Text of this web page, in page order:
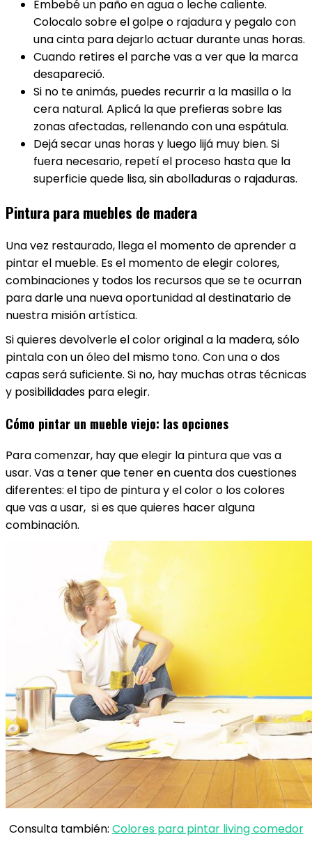
Embebé un paño en agua o leche caliente.
Colocalo sobre el golpe o rajadura y pegalo con
una cinta para dejarlo actuar durante unas horas.
Cuando retires el parche vas a ver que la marca
desapareció.
Si no te animás, puedes recurrir a la masilla o la
cera natural. Aplicá la que prefieras sobre las
zonas afectadas, rellenando con una espátula.
Dejá secar unas horas y luego lijá muy bien. Si
fuera necesario, repetí el proceso hasta que la
superficie quede lisa, sin abolladuras o rajaduras.
Pintura para muebles de madera
Una vez restaurado, llega el momento de aprender a
pintar el mueble. Es el momento de elegir colores,
combinaciones y todos los recursos que se te ocurran
para darle una nueva oportunidad al destinatario de
nuestra misión artística.
Si quieres devolverle el color original a la madera, sólo
pintala con un óleo del mismo tono. Con una o dos
capas será suficiente. Si no, hay muchas otras técnicas
y posibilidades para elegir.
Cómo pintar un mueble viejo: las opciones
Para comenzar, hay que elegir la pintura que vas a
usar. Vas a tener que tener en cuenta dos cuestiones
diferentes: el tipo de pintura y el color o los colores
que vas a usar, si es que quieres hacer alguna
combinación.
Consulta también: Colores para pintar living comedor